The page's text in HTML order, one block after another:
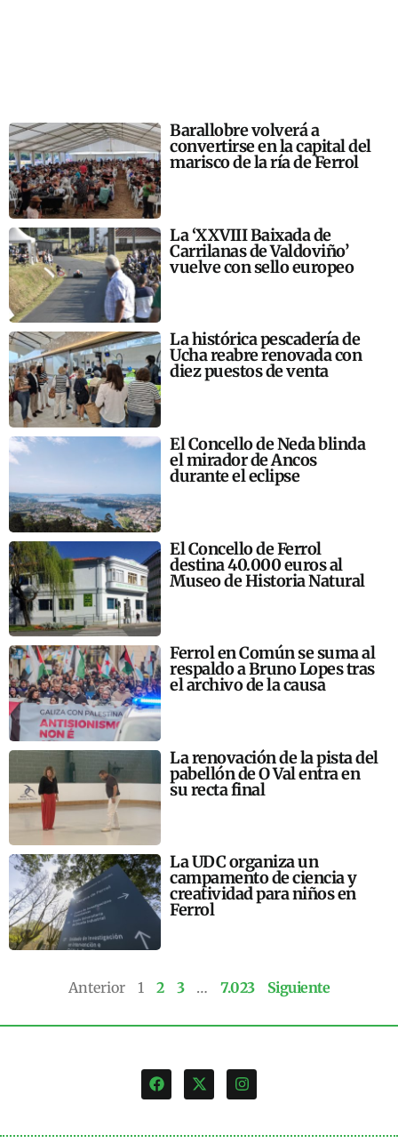
Barallobre volverá a
convertirse en la capital del
marisco de la ría de Ferrol
La ‘XXVIII Baixada de
Carrilanas de Valdoviño’
vuelve con sello europeo
La histórica pescadería de
Ucha reabre renovada con
diez puestos de venta
El Concello de Neda blinda
el mirador de Ancos
durante el eclipse
El Concello de Ferrol
destina 40.000 euros al
Museo de Historia Natural
Ferrol en Común se suma al
respaldo a Bruno Lopes tras
el archivo de la causa
La renovación de la pista del
pabellón de O Val entra en
su recta final
La UDC organiza un
campamento de ciencia y
creatividad para niños en
Ferrol
Anterior 1 2 3 … 7.023 Siguiente